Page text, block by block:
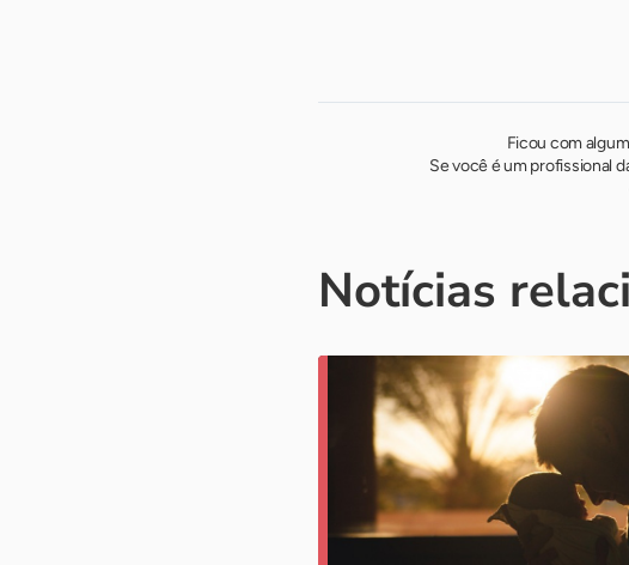
Ficou com
Se você é um profissional
Notícias